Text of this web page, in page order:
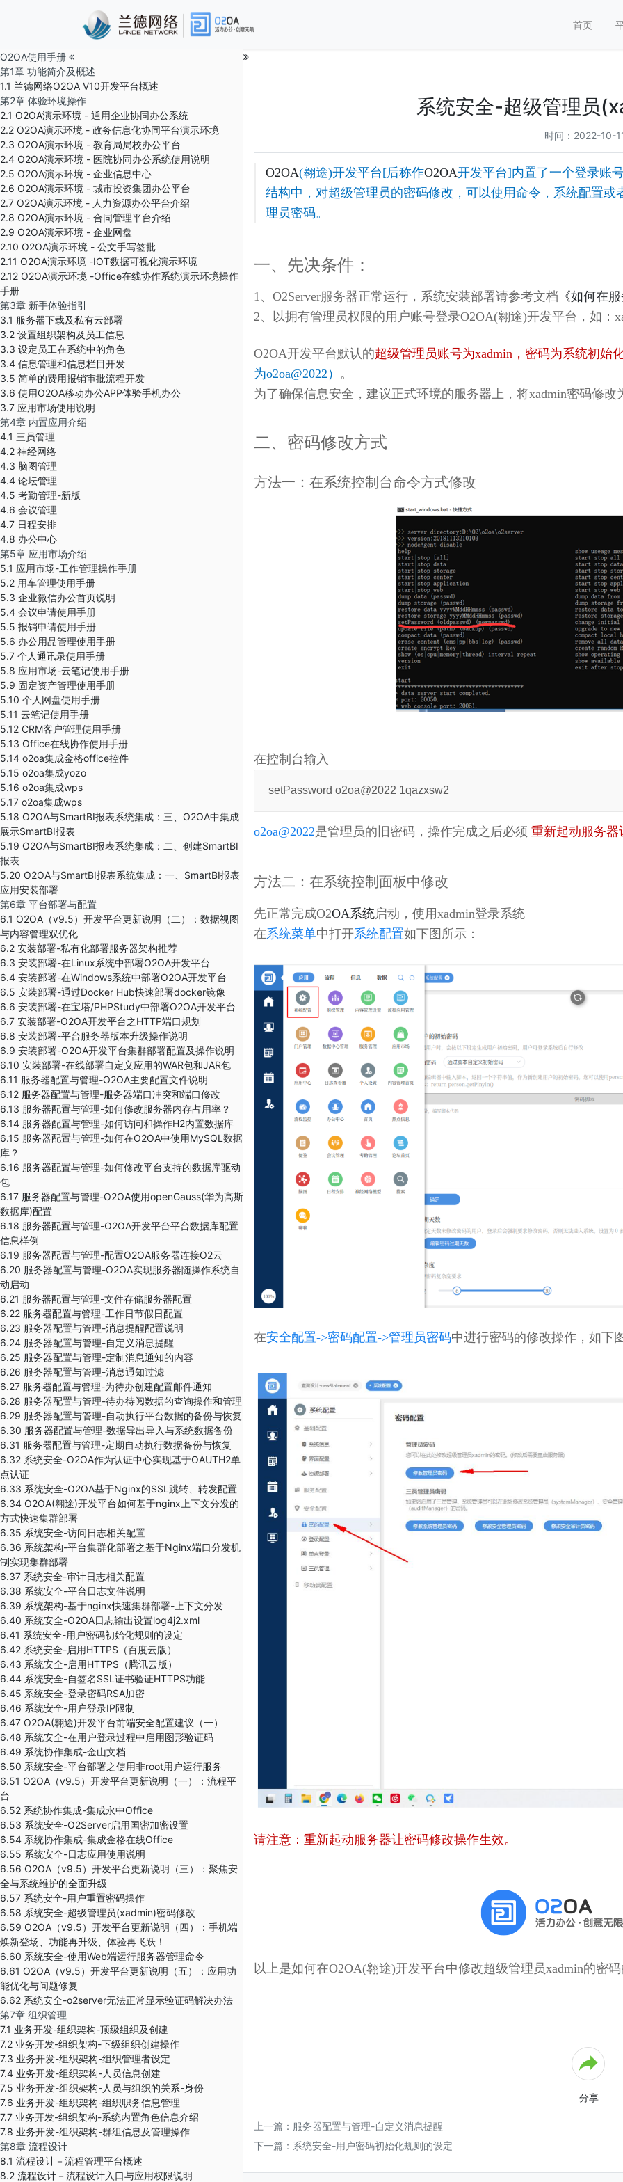
首页
O2OA使用手册
第1章 功能简介及概述
1.1 兰德网络O2OA V10开发平台概述
第2章 体验环境操作
2.1 O2OA演示环境 - 通用企业协同办公系统
2.2 O2OA演示环境 - 政务信息化协同平台演示环境
2.3 O2OA演示环境 - 教育局局校办公平台
2.4 O2OA演示环境 - 医院协同办公系统使用说明
2.5 O2OA演示环境 - 企业信息中心
2.6 O2OA演示环境 - 城市投资集团办公平台
2.7 O2OA演示环境 - 人力资源办公平台介绍
2.8 O2OA演示环境 - 合同管理平台介绍
2.9 O2OA演示环境 - 企业网盘
2.10 O2OA演示环境 - 公文手写签批
2.11 O2OA演示环境 -IOT数据可视化演示环境
2.12 O2OA演示环境 -Office在线协作系统演示环境操作
手册
第3章 新手体验指引
3.1 服务器下载及私有云部署
3.2 设置组织架构及员工信息
3.3 设定员工在系统中的角色
3.4 信息管理和信息栏目开发
3.5 简单的费用报销审批流程开发
3.6 使用O2OA移动办公APP体验手机办公
3.7 应用市场使用说明
第4章 内置应用介绍
4.1 三员管理
4.2 神经网络
4.3 脑图管理
4.4 论坛管理
4.5 考勤管理-新版
4.6 会议管理
4.7 日程安排
4.8 办公中心
第5章 应用市场介绍
5.1 应用市场-工作管理操作手册
5.2 用车管理使用手册
5.3 企业微信办公首页说明
5.4 会议申请使用手册
5.5 报销申请使用手册
5.6 办公用品管理使用手册
5.7 个人通讯录使用手册
5.8 应用市场-云笔记使用手册
5.9 固定资产管理使用手册
5.10 个人网盘使用手册
5.11 云笔记使用手册
5.12 CRM客户管理使用手册
5.13 Office在线协作使用手册
5.14 o2oa集成金格office控件
5.15 o2oa集成yozo
5.16 o2oa集成wps
5.17 o2oa集成wps
5.18 O2OA与SmartBI报表系统集成：三、O2OA中集成
展示SmartBI报表
5.19 O2OA与SmartBI报表系统集成：二、创建SmartBI
报表
5.20 O2OA与SmartBI报表系统集成：一、SmartBI报表
应用安装部署
第6章 平台部署与配置
6.1 O2OA（v9.5）开发平台更新说明（二）：数据视图
与内容管理双优化
6.2 安装部署-私有化部署服务器架构推荐
6.3 安装部署-在Linux系统中部署O2OA开发平台
6.4 安装部署-在Windows系统中部署O2OA开发平台
6.5 安装部署-通过Docker Hub快速部署docker镜像
6.6 安装部署-在宝塔/PHPStudy中部署O2OA开发平台
6.7 安装部署-O2OA开发平台之HTTP端口规划
6.8 安装部署-平台服务器版本升级操作说明
6.9 安装部署-O2OA开发平台集群部署配置及操作说明
6.10 安装部署-在线部署自定义应用的WAR包和JAR包
6.11 服务器配置与管理-​O2OA主要配置文件说明
6.12 服务器配置与管理-服务器端口冲突和端口修改
6.13 服务器配置与管理-如何修改服务器内存占用率？
6.14 服务器配置与管理-如何访问和操作H2内置数据库
6.15 服务器配置与管理-​如何在O2OA中使用MySQL数据
库？
6.16 服务器配置与管理-如何修改平台支持的数据库驱动
包
6.17 服务器配置与管理-O2OA使用openGauss(华为高斯
数据库)配置
6.18 服务器配置与管理-O2OA开发平台平台数据库配置
信息样例
6.19 服务器配置与管理-配置O2OA服务器连接O2云
6.20 服务器配置与管理-O2OA实现服务器随操作系统自
动启动
6.21 服务器配置与管理-文件存储服务器配置
6.22 服务器配置与管理-工作日节假日配置
6.23 服务器配置与管理-消息提醒配置说明
6.24 服务器配置与管理-自定义消息提醒
6.25 服务器配置与管理-定制消息通知的内容
6.26 服务器配置与管理-消息通知过滤
6.27 服务器配置与管理-为待办创建配置邮件通知
6.28 服务器配置与管理-待办待阅数据的查询操作和管理
6.29 服务器配置与管理-​自动执行平台数据的备份与恢复
6.30 服务器配置与管理-数据导出导入与系统数据备份
6.31 ​服务器配置与管理-定期自动执行数据备份与恢复
6.32 系统安全-O2OA作为认证中心实现基于OAUTH2单
点认证
6.33 系统安全-O2OA基于Nginx的SSL跳转、转发配置
6.34 O2OA(翱途)开发平台如何基于nginx上下文分发的
方式快速集群部署
6.35 系统安全-访问日志相关配置
6.36 系统架构-平台集群化部署之基于Nginx端口分发机
制实现集群部署
6.37 系统安全-审计日志相关配置
6.38 系统安全-平台日志文件说明
6.39 系统架构-基于nginx快速集群部署-上下文分发
6.40 系统安全-O2OA日志输出设置log4j2.xml
6.41 系统安全-用户密码初始化规则的设定
6.42 系统安全-启用HTTPS（百度云版）
6.43 系统安全-启用HTTPS（腾讯云版）
6.44 系统安全-自签名SSL证书验证HTTPS功能
6.45 系统安全-登录密码RSA加密
6.46 系统安全-用户登录IP限制
6.47 O2OA(翱途)开发平台前端安全配置建议（一）
6.48 系统安全-在用户登录过程中启用图形验证码
6.49 系统协作集成-金山文档
6.50 系统安全-平台部署之使用非root用户运行服务
6.51 O2OA（v9.5）开发平台更新说明（一）：流程平
台
6.52 系统协作集成-集成永中Office
6.53 系统安全-O2Server启用国密加密设置
6.54 系统协作集成-集成金格在线Office
6.55 系统安全-日志应用使用说明
6.56 O2OA（v9.5）开发平台更新说明（三）：聚焦安
全与系统维护的全面升级
6.57 系统安全-用户重置密码操作
6.58 系统安全-超级管理员(xadmin)密码修改
6.59 O2OA（v9.5）开发平台更新说明（四）：手机端
焕新登场、功能再升级、体验再飞跃！
6.60 系统安全-使用Web端运行服务器管理命令
6.61 O2OA（v9.5）开发平台更新说明（五）：应用功
能优化与问题修复
6.62 系统安全-o2server无法正常显示验证码解决办法
第7章 组织管理
7.1 业务开发-组织架构-顶级组织及创建
7.2 业务开发-组织架构-下级组织创建操作
7.3 业务开发-组织架构-组织管理者设定
7.4 业务开发-组织架构-人员信息创建
7.5 业务开发-组织架构-人员与组织的关系-身份
7.6 业务开发-组织架构-组织职务信息管理
7.7 业务开发-组织架构-系统内置角色信息介绍
7.8 业务开发-组织架构-群组信息及管理操作
第8章 流程设计
8.1 流程设计－流程管理平台概述
8.2 流程设计－流程设计入口与应用权限说明
系统安全-超级管理员
时间：2022-
O2OA(翱途)开发平台[后称作O2OA开发平台]内置了一个登录账
结构中，对超级管理员的密码修改，可以使用命令，系统配置
理员密码。
一、先决条件：
1、O2Server服务器正常运行，系统安装部署请参考文档 《如何在
2、以拥有管理员权限的用户账号登录O2OA(翱途)开发平台，如：
O2OA开发平台默认的超级管理员账号为xadmin，密码为系统初始
为o2oa@2022 ） 。
为了确保信息安全，建议正式环境的服务器上，将xadmin密码修改
二、密码修改方式
方法一：在系统控制台命令方式修改
在控制台输入
setPassword o2oa@2022 1qazxsw2
o2oa@2022是管理员的旧密码，操作完成之后必须 重新起动服务
方法二：在系统控制面板中修改
先正常完成O2OA系统启动，使用xadmin登录系统
在系统菜单中打开系统配置如下图所示：
在安全配置->密码配置->管理员密码中进行密码的修改操作，如下
请注意：重新起动服务器让密码修改操作生效。
以上是如何在O2OA(翱途)开发平台中修改超级管理员xadmin的密
分享
上一篇： 服务器配置与管理-自定义消息提醒
下一篇： 系统安全-用户密码初始化规则的设定